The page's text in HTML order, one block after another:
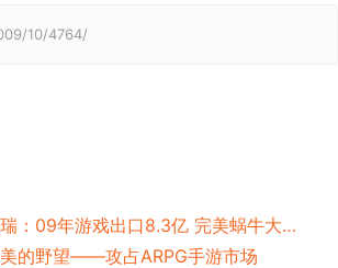
10/4764/
艾瑞：09年游戏出口8.3亿 完美蜗牛大承列三甲
的野望——攻占ARPG手游市场